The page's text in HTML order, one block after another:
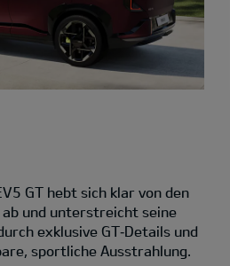
GT hebt sich klar von den
und unterstreicht seine
exklusive GT‑Details und
sportliche Ausstrahlung.